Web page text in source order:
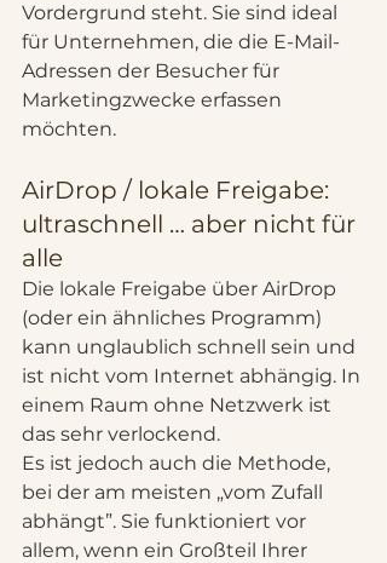
Vordergrund steht. Sie sind ideal
für Unternehmen, die die E-Mail-
Adressen der Besucher für
Marketingzwecke erfassen
möchten.
AirDrop / lokale Freigabe:
ultraschnell … aber nicht für
alle
Die lokale Freigabe über AirDrop
(oder ein ähnliches Programm)
kann unglaublich schnell sein und
ist nicht vom Internet abhängig. In
einem Raum ohne Netzwerk ist
das sehr verlockend.
Es ist jedoch auch die Methode,
bei der am meisten „vom Zufall
abhängt”. Sie funktioniert vor
allem, wenn ein Großteil Ihrer